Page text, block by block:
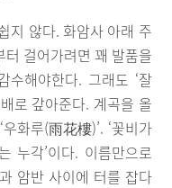
지 않다. 화암사 아래 주
걸어가려면 꽤 발품을
해야한다. 그래도 ‘잘
로 갚아준다. 계곡을 올
화루(雨花樓)’. ‘꽃비가
누각’이다. 이름만으로
암반 사이에 터를 잡다